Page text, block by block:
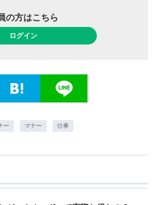
の方はこちら
ログイン
ー マナー 仕事